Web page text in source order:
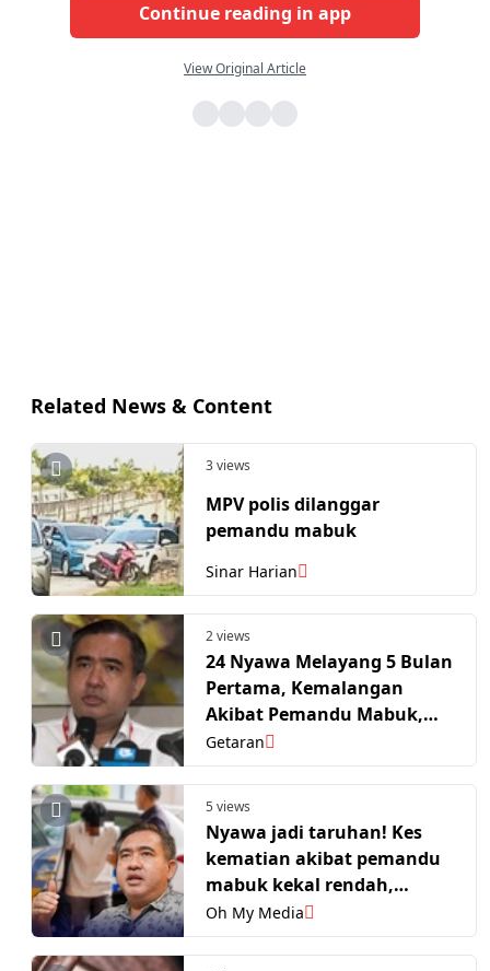
Continue reading in app
View Original Article
Related News & Content
3 views
MPV polis dilanggar
pemandu mabuk
Sinar Harian
2 views
24 Nyawa Melayang 5 Bulan
Pertama, Kemalangan
Akibat Pemandu Mabuk,
Positif Dadah
Getaran
5 views
Nyawa jadi taruhan! Kes
kematian akibat pemandu
mabuk kekal rendah,
bawah 0.2 peratus
Oh My Media